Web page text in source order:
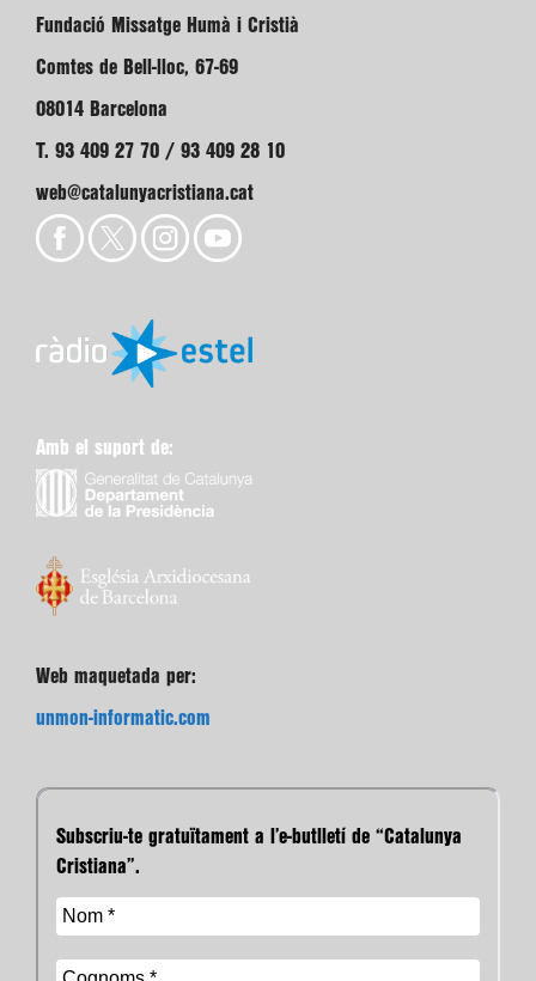
Fundació Missatge Humà i Cristià
Comtes de Bell-lloc, 67-69
08014 Barcelona
T. 93 409 27 70 / 93 409 28 10
web@catalunyacristiana.cat
Amb el suport de:
Web maquetada per:
unmon-informatic.com
Subscriu-te gratuïtament a l’e-butlletí de “Catalunya
Cristiana”.